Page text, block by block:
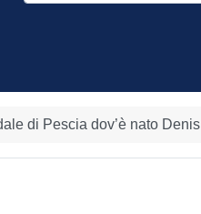
di Pescia dov’è nato Denis